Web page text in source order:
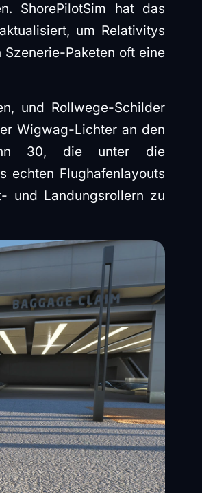
ShorePilotSim hat das
um Relativitys
Paketen oft eine
und Rollwege-Schilder
Wigwag-Lichter an den
30, die unter die
echten Flughafenlayouts
und Landungsrollern zu